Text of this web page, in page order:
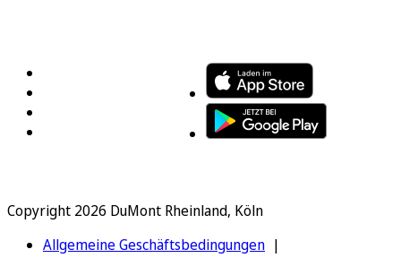
Copyright 2026 DuMont Rheinland, Köln
Allgemeine Geschäftsbedingungen